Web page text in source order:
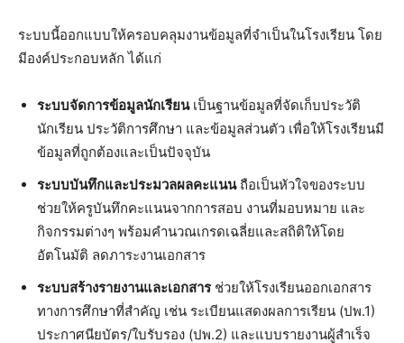
ระบบนี้ออกแบบให้ครอบคลุมงานข้อมูลที่จำเป็นในโรงเรียน โดย
มีองค์ประกอบหลัก ได้แก่
ระบบจัดการข้อมูลนักเรียนเป็นฐานข้อมูลที่จัดเก็บประวัติ
นักเรียน ประวัติการศึกษา และข้อมูลส่วนตัว เพื่อให้โรงเรียนมี
ข้อมูลที่ถูกต้องและเป็นปัจจุบัน
ระบบบันทึกและประมวลผลคะแนนถือเป็นหัวใจของระบบ
ช่วยให้ครูบันทึกคะแนนจากการสอบ งานที่มอบหมาย และ
กิจกรรมต่างๆ พร้อมคำนวณเกรดเฉลี่ยและสถิติให้โดย
อัตโนมัติ ลดภาระงานเอกสาร
ระบบสร้างรายงานและเอกสารช่วยให้โรงเรียนออกเอกสาร
ทางการศึกษาที่สำคัญ เช่น ระเบียนแสดงผลการเรียน (ปพ.1)
ประกาศนียบัตร/ใบรับรอง (ปพ.2) และแบบรายงานผู้สำเร็จ